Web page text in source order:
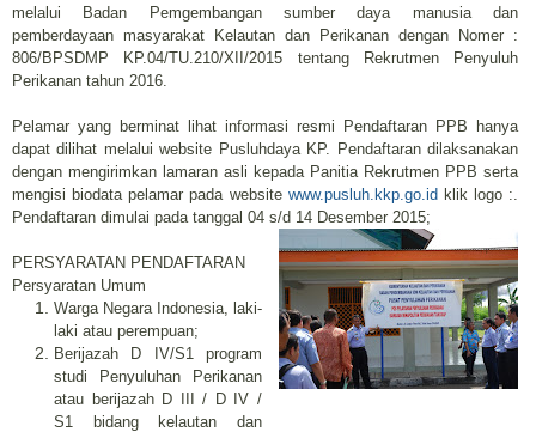
melalui Badan Pemgembangan sumber daya manusia dan
pemberdayaan masyarakat Kelautan dan Perikanan dengan Nomer :
806/BPSDMP KP.04/TU.210/XII/2015 tentang Rekrutmen Penyuluh
Perikanan tahun 2016.
Pelamar yang berminat lihat informasi resmi Pendaftaran PPB hanya
dapat dilihat melalui website Pusluhdaya KP. Pendaftaran dilaksanakan
dengan mengirimkan lamaran asli kepada Panitia Rekrutmen PPB serta
mengisi biodata pelamar pada website www.pusluh.kkp.go.id klik logo :.
Pendaftaran dimulai pada tanggal 04 s/d 14 Desember 2015;
PERSYARATAN PENDAFTARAN
Persyaratan Umum
Warga Negara Indonesia, laki-
laki atau perempuan;
Berijazah D IV/S1 program
studi Penyuluhan Perikanan
atau berijazah D III / D IV /
S1 bidang kelautan dan